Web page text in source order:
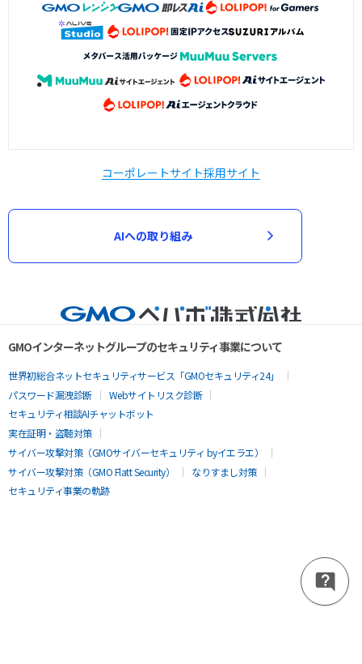
コーポレートサイト採用サイト
AIへの取り組み
GMOインターネットグループのセキュリティ事業について
世界初総合ネットセキュリティサービス「GMOセキュリティ24」
パスワード漏洩診断
Webサイトリスク診断
セキュリティ相談AIチャットボット
実在証明・盗聴対策
サイバー攻撃対策（GMOサイバーセキュリティ byイエラエ）
サイバー攻撃対策（GMO Flatt Security）
なりすまし対策
セキュリティ事業の軌跡